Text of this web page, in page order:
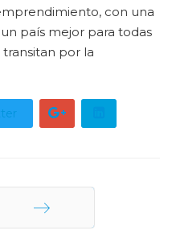
con una
país mejor para todas
por la